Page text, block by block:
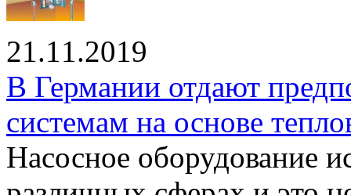
21.11.2019
В Германии отдают
системам на основе
Насосное оборудование